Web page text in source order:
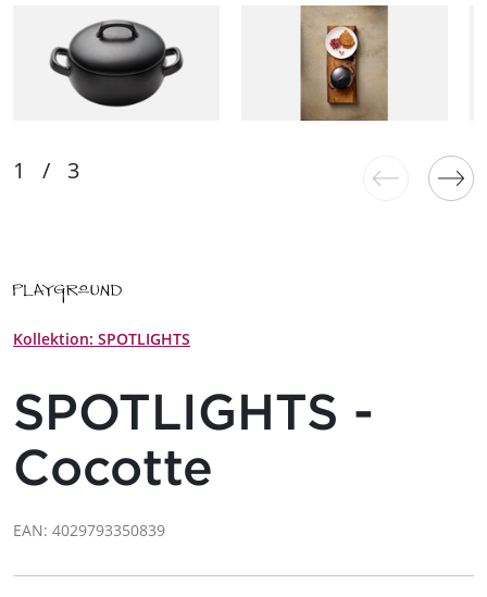
Kollektion: SPOTLIGHTS
SPOTLIGHTS -
Cocotte
EAN: 4029793350839